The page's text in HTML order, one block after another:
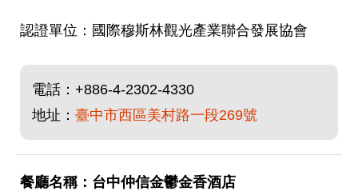
國際穆斯林觀光產業聯合發展協會
電話： +886-4-2302-4330
地址： 臺中市西區美村路一段269號
台中仲信金鬱金香酒店